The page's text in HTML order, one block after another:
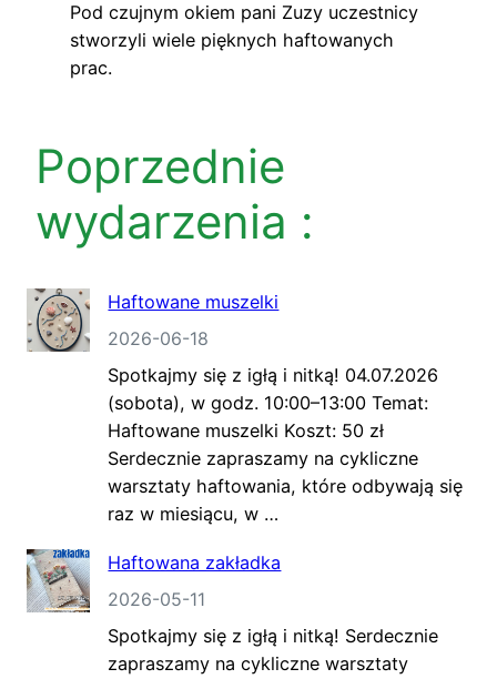
Pod czujnym okiem pani Zuzy uczestnicy
stworzyli wiele pięknych haftowanych
prac.
Poprzednie
wydarzenia :
Haftowane muszelki
2026-06-18
Spotkajmy się z igłą i nitką! 04.07.2026
(sobota), w godz. 10:00–13:00 Temat:
Haftowane muszelki Koszt: 50 zł
Serdecznie zapraszamy na cykliczne
warsztaty haftowania, które odbywają się
raz w miesiącu, w …
Haftowana zakładka
2026-05-11
Spotkajmy się z igłą i nitką! Serdecznie
zapraszamy na cykliczne warsztaty